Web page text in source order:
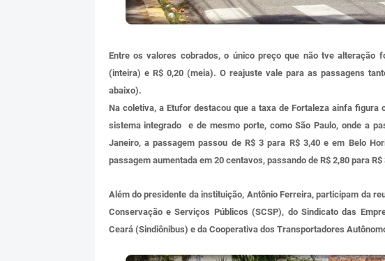
Entre os valores cobrados, o único preço que não tve alteração
(inteira) e R$ 0,20 (meia). O reajuste vale para as passagens
abaixo).
Na coletiva, a Etufor destacou que a taxa de Fortaleza ainfa
sistema integrado e de mesmo porte, como São Paulo, onde a
Janeiro, a passagem passou de R$ 3 para R$ 3,40 e em Belo
passagem aumentada em 20 centavos, passando de R$ 2,80 para
Além do presidente da instituição, Antônio Ferreira, participam da
Conservação e Serviços Públicos (SCSP), do Sindicato das
Ceará (Sindiônibus) e da Cooperativa dos Transportadores